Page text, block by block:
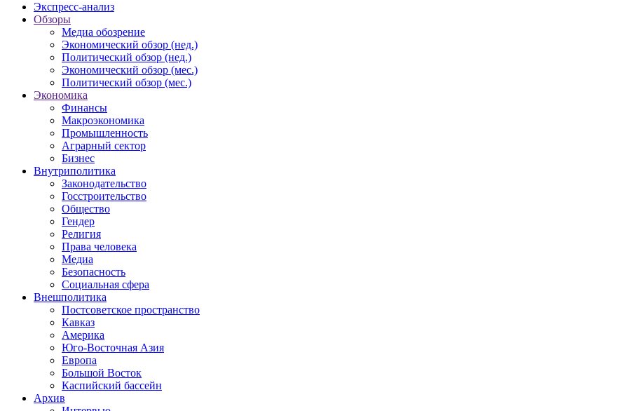
Экспресс-анализ
Обзоры
Медиа обозрение
Экономический обзор (нед.)
Политический обзор (нед.)
Экономический обзор (мес.)
Политический обзор (мес.)
Экономика
Финансы
Макроэкономика
Промышленность
Аграрный сектор
Бизнес
Внутриполитика
Законодательство
Госстроительство
Общество
Гендер
Религия
Права человека
Медиа
Безопасность
Социальная сфера
Внешполитика
Постсоветское пространство
Кавказ
Америка
Юго-Восточная Азия
Европа
Большой Восток
Каспийский бассейн
Архив